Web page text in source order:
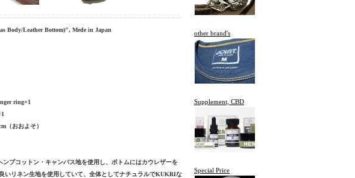
Body/Leather Bottom)", Mede in Japan
ring×1
（おおよそ）
プコットン・キャンバス地を使用し、ボトムにはカウレザーを
リネン生地を使用していて、全体としてナチュラルでKUKRIな
other brand's
Supplement, CBD
Special Price